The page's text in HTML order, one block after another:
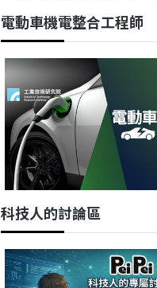
電動車機電整合工程師
科技人的討論區